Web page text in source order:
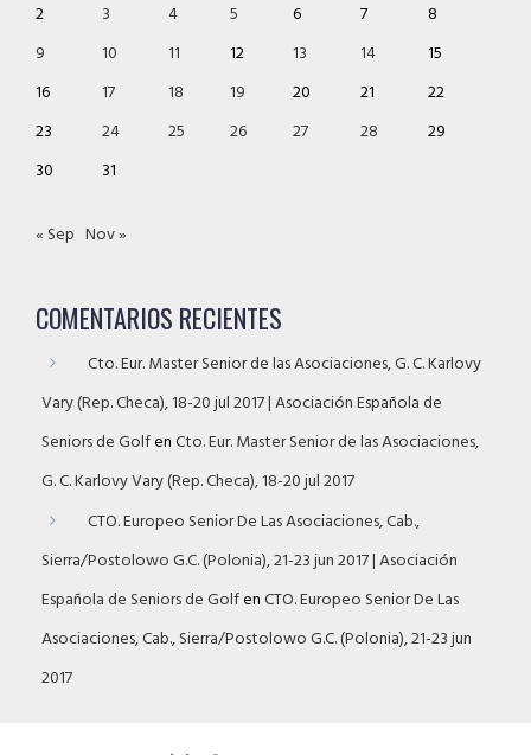
2
3 4 5 6 7
8
9
10 11 12 13 14
15
16
17 18 19 20 21
22
23
24 25 26 27 28
29
30
31
« Sep Nov »
COMENTARIOS RECIENTES
Cto. Eur. Master Senior de las Asociaciones, G. C. Karlovy
Vary (Rep. Checa), 18-20 jul 2017 | Asociación Española de
Seniors de GolfenCto. Eur. Master Senior de las Asociaciones,
G. C. Karlovy Vary (Rep. Checa), 18-20 jul 2017
CTO. Europeo Senior De Las Asociaciones, Cab.,
Sierra/Postolowo G.C. (Polonia), 21-23 jun 2017 | Asociación
Española de Seniors de GolfenCTO. Europeo Senior De Las
Asociaciones, Cab., Sierra/Postolowo G.C. (Polonia), 21-23 jun
2017